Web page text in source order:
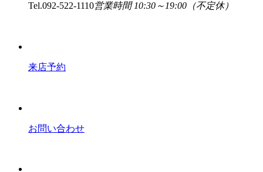
Tel.092-522-1110営業時間 10:30～19:00（不定休）
来店予約
お問い合わせ